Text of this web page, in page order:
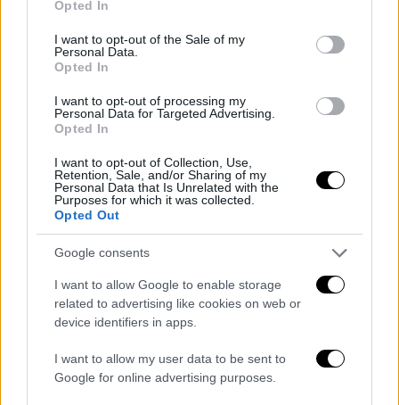
use your data for below specified purposes in below Google
consent section.
Opted In
I want to opt-out of the Sale of my
Personal Data.
Opted In
I want to opt-out of processing my
Personal Data for Targeted Advertising.
Opted In
I want to opt-out of Collection, Use,
Retention, Sale, and/or Sharing of my
Personal Data that Is Unrelated with the
Purposes for which it was collected.
Opted Out
Google consents
I want to allow Google to enable storage
related to advertising like cookies on web or
device identifiers in apps.
I want to allow my user data to be sent to
Google for online advertising purposes.